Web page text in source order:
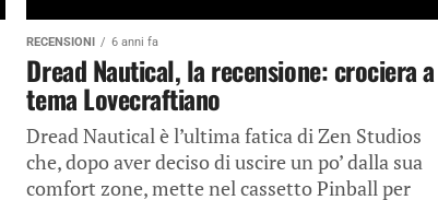
RECENSIONI 6 anni fa
Dread Nautical, la recensione: crociera a
tema Lovecraftiano
Dread Nautical è l’ultima fatica di Zen Studios
che, dopo aver deciso di uscire un po’ dalla sua
comfort zone, mette nel cassetto Pinball per